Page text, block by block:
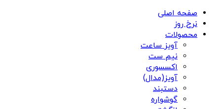
صفحه اصلی
نرخ روز
محصولات
آویز ساعت
نیم ست
اکسسوری
آویز(مدال)
دستبند
گوشواره